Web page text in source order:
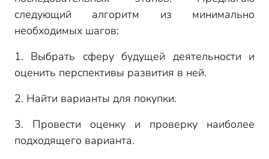
следующий алгоритм из минимально
необходимых шагов:
1. Выбрать сферу будущей деятельности и
оценить перспективы развития в ней.
2. Найти варианты для покупки.
3. Провести оценку и проверку наиболее
подходящего варианта.